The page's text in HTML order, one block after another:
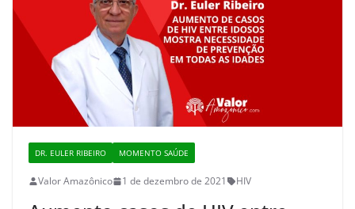
DR. EULER RIBEIRO MOMENTO SAÚDE
Valor Amazônico 1 de dezembro de 2021 HIV